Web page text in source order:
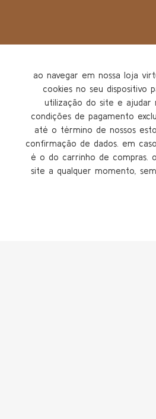
ao navegar em nossa loja
cookies no seu dispositivo
utilização do site e ajudar
condições de pagamento
até o término de nossos
confirmação de dados. em
é o do carrinho de compras.
site a qualquer momento,